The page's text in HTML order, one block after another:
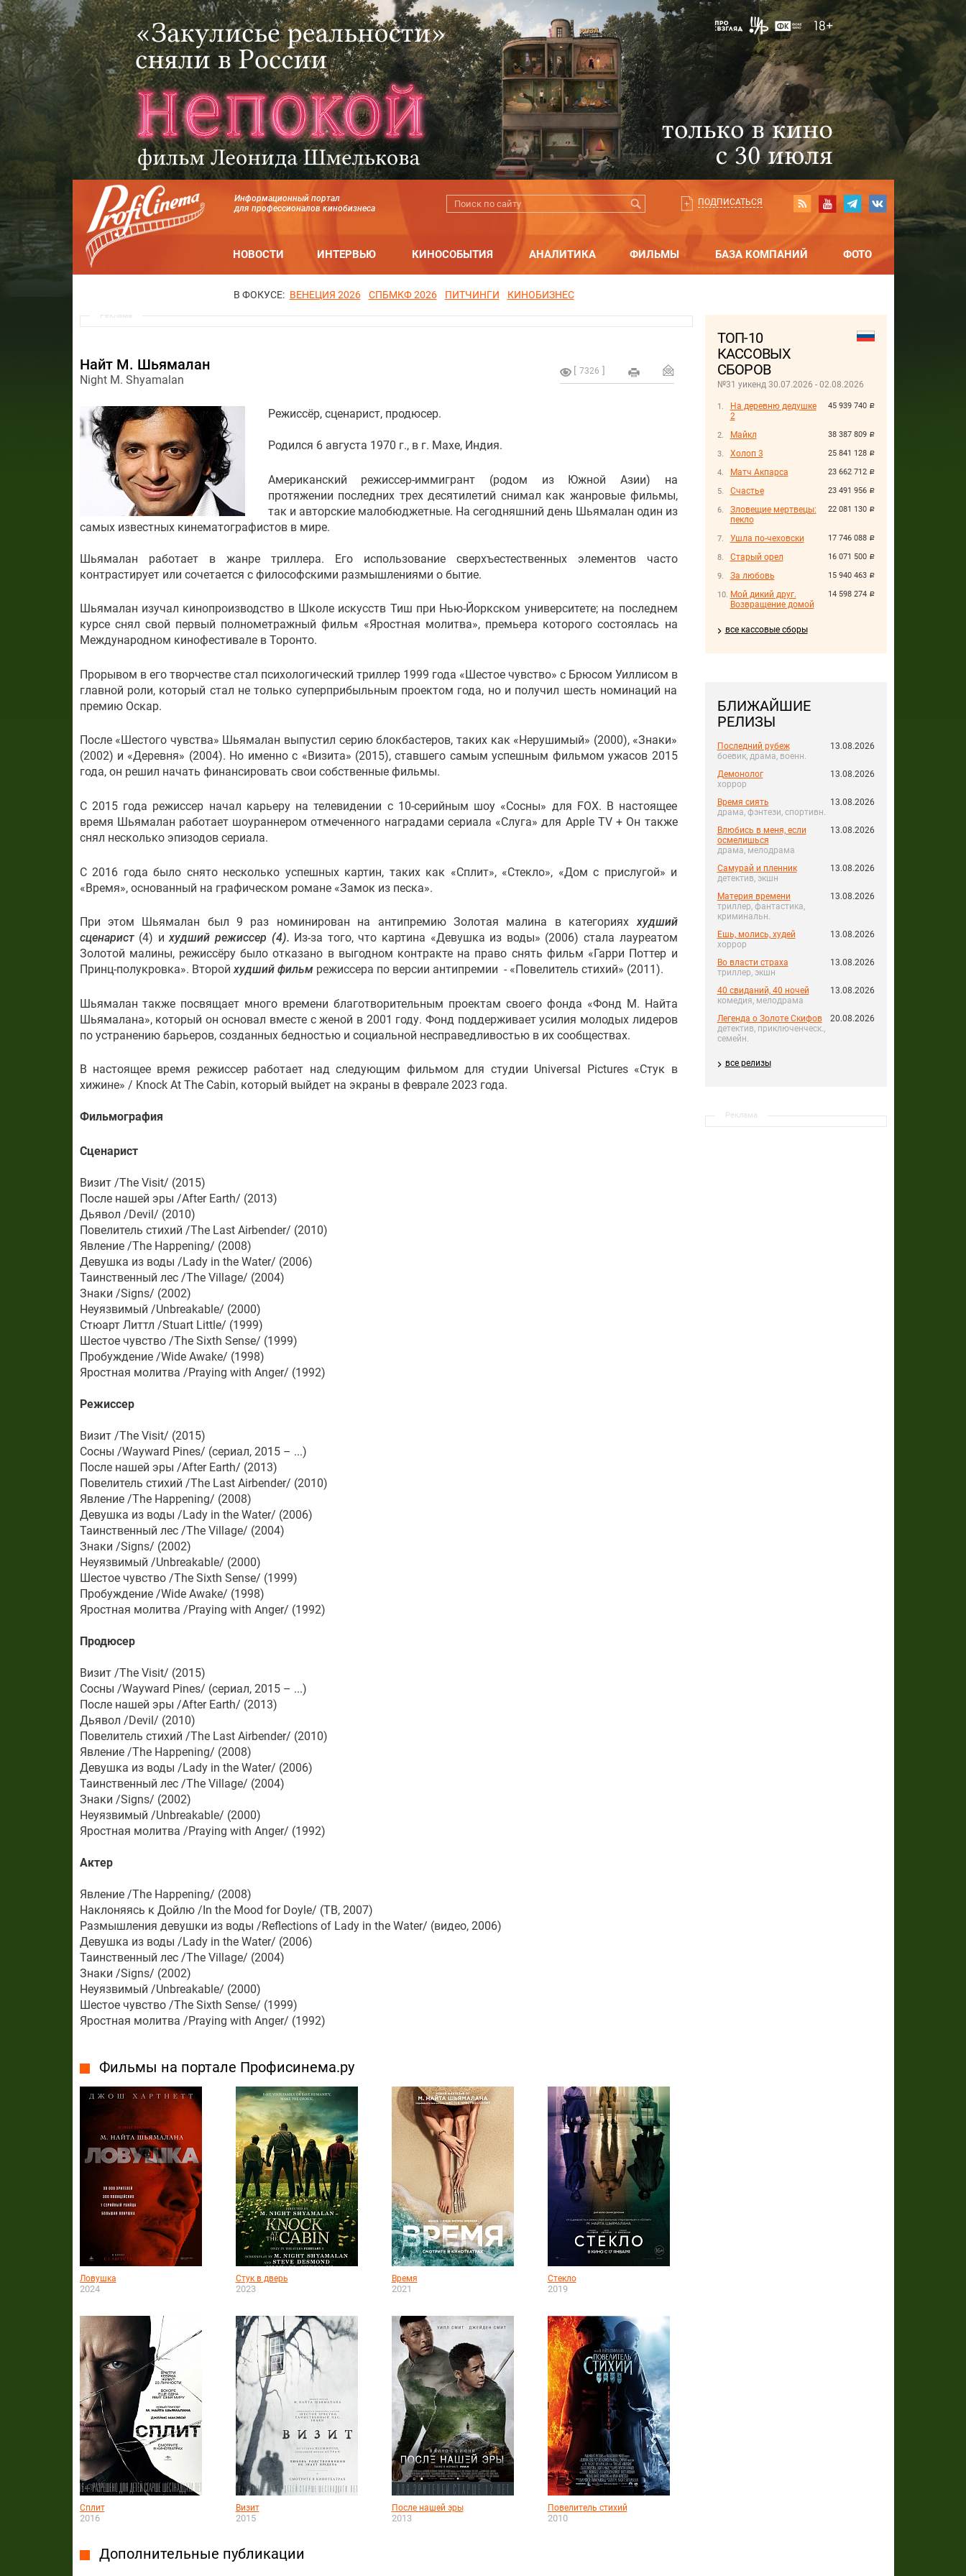
Информационный портал
для профессионалов кинобизнеса
ПОДПИСАТЬСЯ
НОВОСТИ ИНТЕРВЬЮ КИНОСОБЫТИЯ АНАЛИТИКА ФИЛЬМЫ БАЗА КОМПАНИЙ ФОТО
В ФОКУСЕ: ВЕНЕЦИЯ 2026 СПБМКФ 2026 ПИТЧИНГИ КИНОБИЗНЕС
ТОП-10
КАССОВЫХ
СБОРОВ
№31 уикенд 30.07.2026 - 02.08.2026
45 939 740 руб.
На деревню дедушке
2
38 387 809 руб.
Майкл
25 841 128 руб.
Холоп 3
23 662 712 руб.
Матч Акпарса
23 491 956 руб.
Счастье
22 081 130 руб.
Зловещие мертвецы:
пекло
17 746 088 руб.
Ушла по-чеховски
16 071 500 руб.
Старый орел
15 940 463 руб.
За любовь
14 598 274 руб.
Мой дикий друг.
Возвращение домой
все кассовые сборы
БЛИЖАЙШИЕ
РЕЛИЗЫ
Последний рубеж
боевик, драма, военн.
13.08.2026
Демонолог
хоррор
13.08.2026
Время сиять
драма, фэнтези, спортивн.
13.08.2026
Влюбись в меня, если
осмелишься
драма, мелодрама
13.08.2026
Самурай и пленник
детектив, экшн
13.08.2026
Материя времени
триллер, фантастика,
криминальн.
13.08.2026
Ешь, молись, худей
хоррор
13.08.2026
Во власти страха
триллер, экшн
13.08.2026
40 свиданий, 40 ночей
комедия, мелодрама
13.08.2026
Легенда о Золоте Скифов
детектив, приключенческ.,
семейн.
20.08.2026
все релизы
Реклама
Реклама
7326
Найт М. Шьямалан
Night M. Shyamalan
Режиссёр, сценарист, продюсер.
Родился 6 августа 1970 г., в г. Махе, Индия.
Американский режиссер-иммигрант (родом из Южной Азии) на
протяжении последних трех десятилетий снимал как жанровые фильмы,
так и авторские малобюджетные. На сегодняшний день Шьямалан один из
самых известных кинематографистов в мире.
Шьямалан работает в жанре триллера. Его использование сверхъестественных элементов часто
контрастирует или сочетается с философскими размышлениями о бытие.
Шьямалан изучал кинопроизводство в Школе искусств Тиш при Нью-Йоркском университете; на последнем
курсе снял свой первый полнометражный фильм «Яростная молитва», премьера которого состоялась на
Международном кинофестивале в Торонто.
Прорывом в его творчестве стал психологический триллер 1999 года «Шестое чувство» с Брюсом Уиллисом в
главной роли, который стал не только суперприбыльным проектом года, но и получил шесть номинаций на
премию Оскар.
После «Шестого чувства» Шьямалан выпустил серию блокбастеров, таких как «Нерушимый» (2000), «Знаки»
(2002) и «Деревня» (2004). Но именно с «Визита» (2015), ставшего самым успешным фильмом ужасов 2015
года, он решил начать финансировать свои собственные фильмы.
С 2015 года режиссер начал карьеру на телевидении с 10-серийным шоу «Сосны» для FOX. В настоящее
время Шьямалан работает шоураннером отмеченного наградами сериала «Слуга» для Apple TV + Он также
снял несколько эпизодов сериала.
С 2016 года было снято несколько успешных картин, таких как «Сплит», «Стекло», «Дом с прислугой» и
«Время», основанный на графическом романе «Замок из песка».
При этом Шьямалан был 9 раз номинирован на антипремию Золотая малина в категорияххудший
сценарист(4) ихудший режиссер (4). Из-за того, что картина «Девушка из воды» (2006) стала лауреатом
Золотой малины, режиссёру было отказано в выгодном контракте на право снять фильм «Гарри Поттер и
Принц-полукровка». Второйхудший фильмрежиссера по версии антипремии - «Повелитель стихий» (2011).
Шьямалан также посвящает много времени благотворительным проектам своего фонда «Фонд М. Найта
Шьямалана», который он основал вместе с женой в 2001 году. Фонд поддерживает усилия молодых лидеров
по устранению барьеров, созданных бедностью и социальной несправедливостью в их сообществах.
В настоящее время режиссер работает над следующим фильмом для студии Universal Pictures «Стук в
хижине» / Knock At The Cabin, который выйдет на экраны в феврале 2023 года.
Фильмография
Сценарист
Визит /The Visit/ (2015)
После нашей эры /After Earth/ (2013)
Дьявол /Devil/ (2010)
Повелитель стихий /The Last Airbender/ (2010)
Явление /The Happening/ (2008)
Девушка из воды /Lady in the Water/ (2006)
Таинственный лес /The Village/ (2004)
Знаки /Signs/ (2002)
Неуязвимый /Unbreakable/ (2000)
Стюарт Литтл /Stuart Little/ (1999)
Шестое чувство /The Sixth Sense/ (1999)
Пробуждение /Wide Awake/ (1998)
Яростная молитва /Praying with Anger/ (1992)
Режиссер
Визит /The Visit/ (2015)
Сосны /Wayward Pines/ (сериал, 2015 – ...)
После нашей эры /After Earth/ (2013)
Повелитель стихий /The Last Airbender/ (2010)
Явление /The Happening/ (2008)
Девушка из воды /Lady in the Water/ (2006)
Таинственный лес /The Village/ (2004)
Знаки /Signs/ (2002)
Неуязвимый /Unbreakable/ (2000)
Шестое чувство /The Sixth Sense/ (1999)
Пробуждение /Wide Awake/ (1998)
Яростная молитва /Praying with Anger/ (1992)
Продюсер
Визит /The Visit/ (2015)
Сосны /Wayward Pines/ (сериал, 2015 – ...)
После нашей эры /After Earth/ (2013)
Дьявол /Devil/ (2010)
Повелитель стихий /The Last Airbender/ (2010)
Явление /The Happening/ (2008)
Девушка из воды /Lady in the Water/ (2006)
Таинственный лес /The Village/ (2004)
Знаки /Signs/ (2002)
Неуязвимый /Unbreakable/ (2000)
Яростная молитва /Praying with Anger/ (1992)
Актер
Явление /The Happening/ (2008)
Наклоняясь к Дойлю /In the Mood for Doyle/ (ТВ, 2007)
Размышления девушки из воды /Reflections of Lady in the Water/ (видео, 2006)
Девушка из воды /Lady in the Water/ (2006)
Таинственный лес /The Village/ (2004)
Знаки /Signs/ (2002)
Неуязвимый /Unbreakable/ (2000)
Шестое чувство /The Sixth Sense/ (1999)
Яростная молитва /Praying with Anger/ (1992)
Фильмы на портале Профисинема.ру
Ловушка
2024
Стук в дверь
2023
Время
2021
Стекло
2019
Сплит
2016
Визит
2015
После нашей эры
2013
Повелитель стихий
2010
Дополнительные публикации